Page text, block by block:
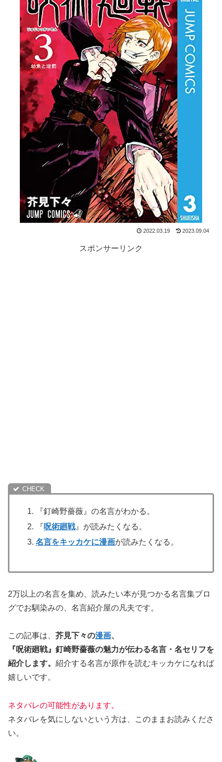
2022.03.19 2023.09.04
スポンサーリンク
『釘崎野薔薇』の名言がわかる。
『呪術廻戦』が読みたくなる。
名言をキッカケに漫画が読みたくなる。
2万以上の名言を集め、読みたい本が見つかる名言集ブロ
グでお馴染みの、名言紹介屋の凡夫です。
この記事は、 芥見下々の漫画、
『呪術廻戦』釘崎野薔薇の魅力が伝わる名言・名セリフを
紹介します。 紹介する名言が原作を読むキッカケになれば
嬉しいです。
ネタバレの可能性があります。
ネタバレを気にしないという方は、このままお読みくださ
い。